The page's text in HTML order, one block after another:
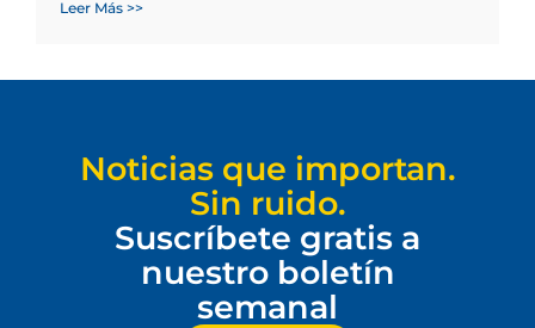
Leer Más >>
Noticias que importan.
Sin ruido.
Suscríbete gratis a
nuestro boletín
semanal